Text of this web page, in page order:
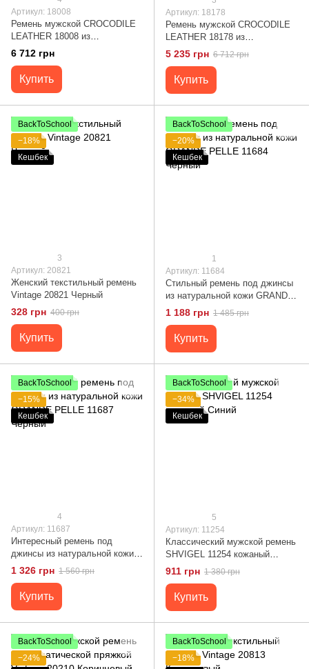
Артикул: 18008
Ремень мужской CROCODILE
LEATHER 18008 из
натуральной кожи крокодила
6 712 грн
Купить
Артикул: 18178
Ремень мужской CROCODILE
LEATHER 18178 из
натуральной кожи крокодила
Коричневый
5 235 грн 6 712 грн
Купить
BackToSchool
−18%
Кешбек
3
Артикул: 20821
Женский текстильный ремень
Vintage 20821 Черный
328 грн 400 грн
Купить
BackToSchool
−20%
Кешбек
1
Артикул: 11684
Стильный ремень под джинсы
из натуральной кожи GRANDE
PELLE 11684 Черный
1 188 грн 1 485 грн
Купить
BackToSchool
−15%
Кешбек
4
Артикул: 11687
Интересный ремень под
джинсы из натуральной кожи
GRANDE PELLE 11687 Черный
1 326 грн 1 560 грн
Купить
BackToSchool
−34%
Кешбек
5
Артикул: 11254
Классический мужской ремень
SHVIGEL 11254 кожаный
Синий
911 грн 1 380 грн
Купить
BackToSchool
−24%
BackToSchool
−18%